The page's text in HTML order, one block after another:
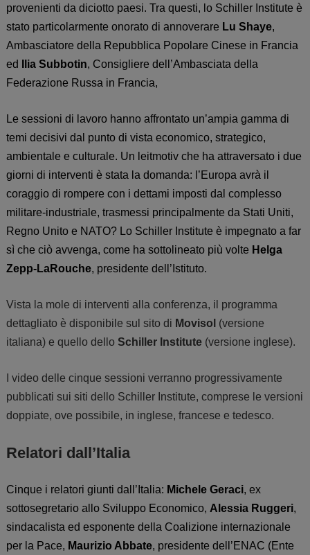
provenienti da diciotto paesi. Tra questi, lo Schiller Institute è
stato particolarmente onorato di annoverare Lu Shaye,
Ambasciatore della Repubblica Popolare Cinese in Francia
ed
Ilia Subbotin, Consigliere dell’Ambasciata della
Federazione Russa in Francia,
Le sessioni di lavorohanno affrontato un’ampia gamma di
temi decisivi dal punto di vista economico, strategico,
ambientale e culturale. Un leitmotiv che ha attraversato i due
giorni di interventi è stata la domanda: l’Europa avrà il
coraggio di rompere con i dettami imposti dal complesso
militare-industriale, trasmessi principalmente da Stati Uniti,
Regno Unito e NATO? Lo Schiller Institute è impegnato a far
sì che ciò avvenga, come ha sottolineato più volte Helga
Zepp-LaRouche, presidente dell’Istituto.
Vista la mole di interventi alla conferenza, il programma
dettagliato è disponibile sul sito di Movisol (versione
italiana) e quello dello Schiller Institute(versione inglese).
I video delle cinque sessioni verranno progressivamente
pubblicati sui siti dello Schiller Institute, comprese le versioni
doppiate, ove possibile, in inglese, francese e tedesco.
Relatori dall’Italia
Cinque i relatori giunti dall’Italia: Michele Geraci, ex
sottosegretario allo Sviluppo Economico, Alessia Ruggeri,
sindacalista ed esponente della Coalizione internazionale
per la Pace, Maurizio Abbate, presidente dell’ENAC (Ente